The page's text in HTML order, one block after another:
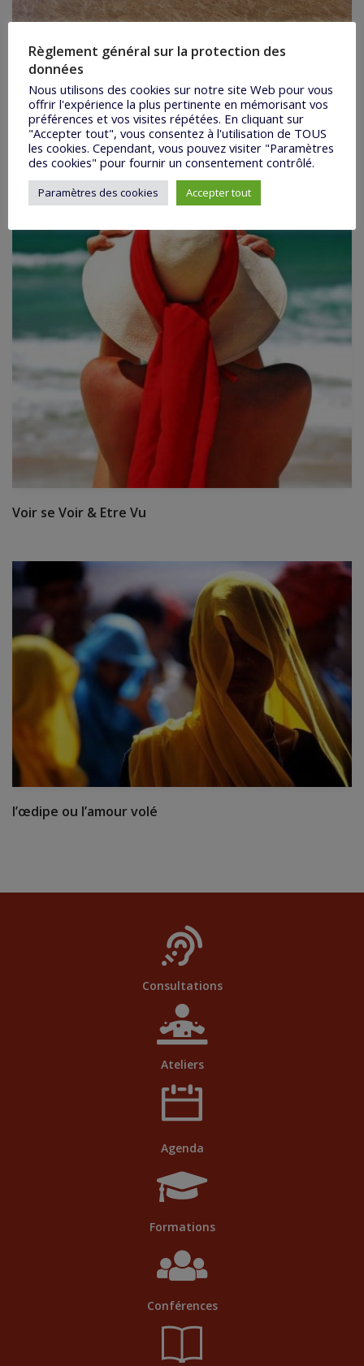
Secret de Famille
Voir se Voir & Etre Vu
l’œdipe ou l’amour volé
Consultations
Ateliers
Agenda
Formations
Conférences
Règlement général sur la protection des
données
Nous utilisons des cookies sur notre site Web pour vous
offrir l'expérience la plus pertinente en mémorisant vos
préférences et vos visites répétées. En cliquant sur
"Accepter tout", vous consentez à l'utilisation de TOUS
les cookies. Cependant, vous pouvez visiter "Paramètres
des cookies" pour fournir un consentement contrôlé.
Paramètres des cookies Accepter tout